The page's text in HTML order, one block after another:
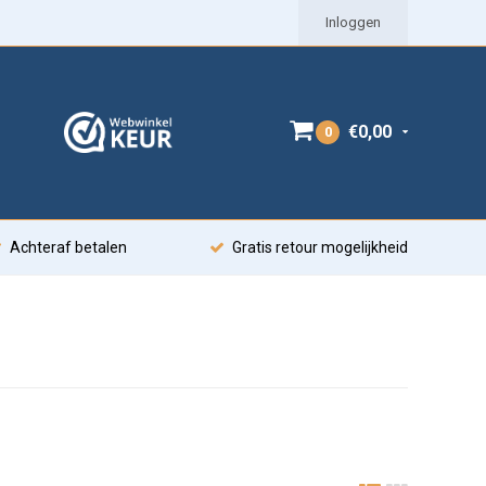
Inloggen
0 €0,00
Achteraf betalen Gratis retour mogelijkheid